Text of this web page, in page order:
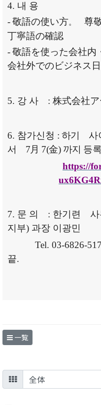
針
4. 내 용
-敬語の使い方。尊
丁寧語の確認
-敬語を使った会社内
会社外でのビジネス
5. 강 사 : 株式会社
6. 참가신청 : 하기
사
서
7月 7(金) 까지 등록
https://
7. 문 의 : 한기련
지부) 과장 이광민
Tel. 03-6826-
끝.
一覧